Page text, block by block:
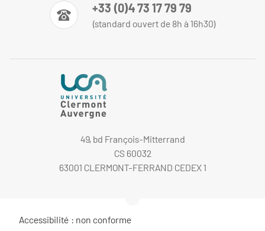
+33 (0)4 73 17 79 79
(standard ouvert de 8h à 16h30)
49, bd François-Mitterrand
CS 60032
63001 CLERMONT-FERRAND CEDEX 1
Accessibilité : non conforme